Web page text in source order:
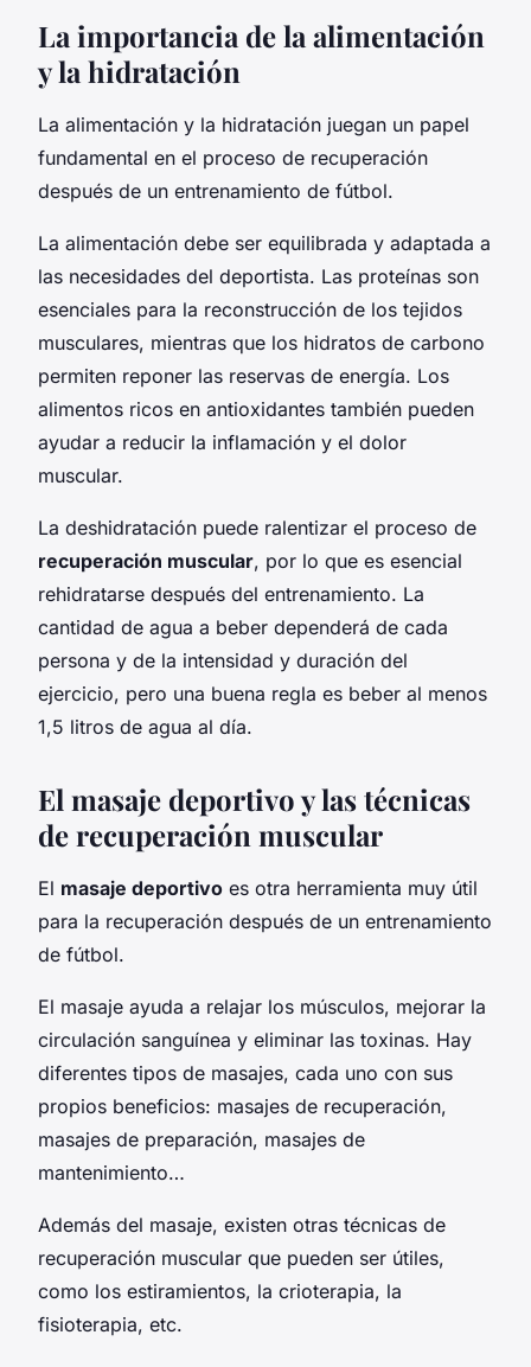
La importancia de la alimentación
y la hidratación
La alimentación y la hidratación juegan un papel
fundamental en el proceso de recuperación
después de un entrenamiento de fútbol.
La alimentación debe ser equilibrada y adaptada a
las necesidades del deportista. Las proteínas son
esenciales para la reconstrucción de los tejidos
musculares, mientras que los hidratos de carbono
permiten reponer las reservas de energía. Los
alimentos ricos en antioxidantes también pueden
ayudar a reducir la inflamación y el dolor
muscular.
La deshidratación puede ralentizar el proceso de
recuperación muscular, por lo que es esencial
rehidratarse después del entrenamiento. La
cantidad de agua a beber dependerá de cada
persona y de la intensidad y duración del
ejercicio, pero una buena regla es beber al menos
1,5 litros de agua al día.
El masaje deportivo y las técnicas
de recuperación muscular
El masaje deportivo es otra herramienta muy útil
para la recuperación después de un entrenamiento
de fútbol.
El masaje ayuda a relajar los músculos, mejorar la
circulación sanguínea y eliminar las toxinas. Hay
diferentes tipos de masajes, cada uno con sus
propios beneficios: masajes de recuperación,
masajes de preparación, masajes de
mantenimiento…
Además del masaje, existen otras técnicas de
recuperación muscular que pueden ser útiles,
como los estiramientos, la crioterapia, la
fisioterapia, etc.